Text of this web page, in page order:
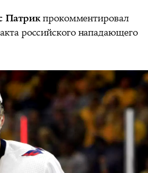
Патрикпрокомментировал
российского нападающего